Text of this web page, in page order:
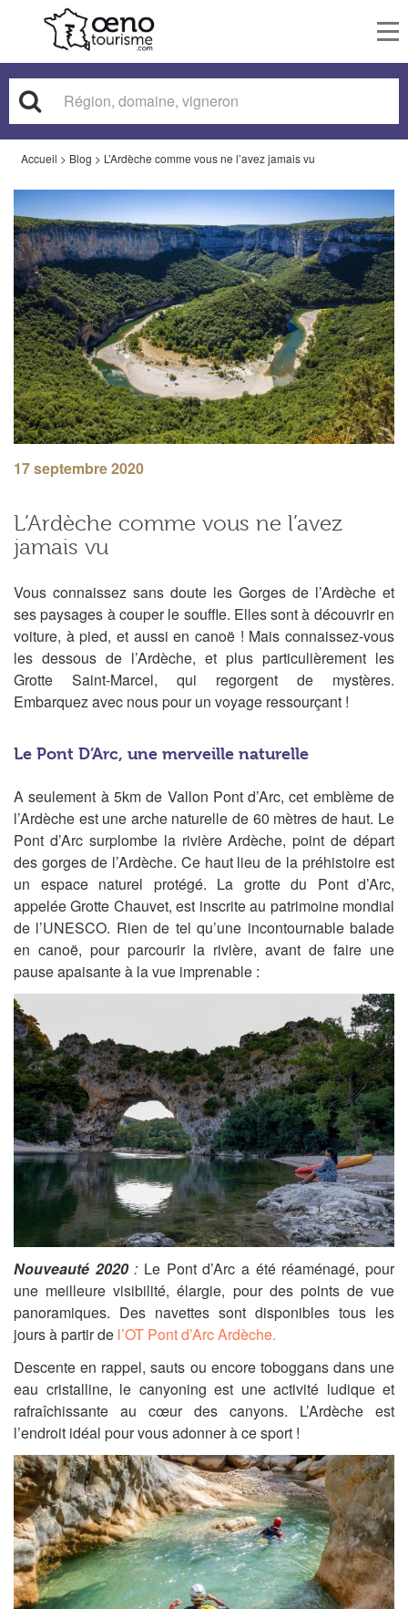
Accueil > Blog > L’Ardèche comme vous ne l’avez jamais vu
17 septembre 2020
L’Ardèche comme vous ne l’avez
jamais vu
Vous connaissez sans doute les Gorges de l’Ardèche et
ses paysages à couper le souffle. Elles sont à découvrir en
voiture, à pied, et aussi en canoë ! Mais connaissez-vous
les dessous de l’Ardèche, et plus particulièrement les
Grotte Saint-Marcel, qui regorgent de mystères.
Embarquez avec nous pour un voyage ressourçant !
Le Pont D’Arc, une merveille naturelle
A seulement à 5km de Vallon Pont d’Arc, cet emblème de
l’Ardèche est une arche naturelle de 60 mètres de haut. Le
Pont d’Arc surplombe la rivière Ardèche, point de départ
des gorges de l’Ardèche. Ce haut lieu de la préhistoire est
un espace naturel protégé. La grotte du Pont d’Arc,
appelée Grotte Chauvet, est inscrite au patrimoine mondial
de l’UNESCO. Rien de tel qu’une incontournable balade
en canoë, pour parcourir la rivière, avant de faire une
pause apaisante à la vue imprenable :
Nouveauté 2020: Le Pont d’Arc a été réaménagé, pour
une meilleure visibilité, élargie, pour des points de vue
panoramiques. Des navettes sont disponibles tous les
jours à partir de l’OT Pont d’Arc Ardèche.
Descente en rappel, sauts ou encore toboggans dans une
eau cristalline, le canyoning est une activité ludique et
rafraîchissante au cœur des canyons. L’Ardèche est
l’endroit idéal pour vous adonner à ce sport !